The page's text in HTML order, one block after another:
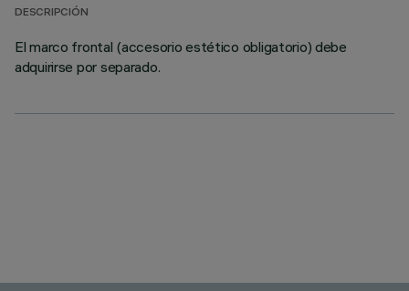
DESCRIPCIÓN
El marco frontal (accesorio estético obligatorio) debe
adquirirse por separado.